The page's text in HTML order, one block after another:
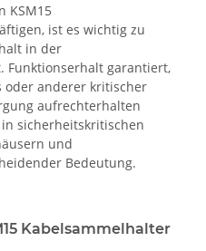
KSM15
ist es wichtig zu
in der
Funktionserhalt garantiert,
oder anderer kritischer
aufrechterhalten
sicherheitskritischen
und
Bedeutung.
Kabelsammelhalter